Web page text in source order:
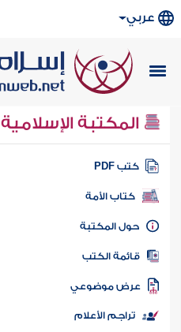
عربي
المكتبة الإسلامية
كتب PDF
كتاب الأمة
المكتبة
الكتب
موضوعي